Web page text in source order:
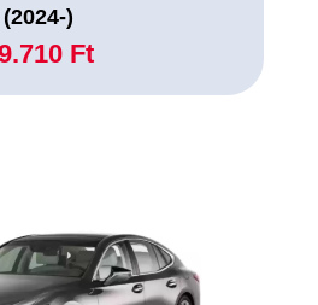
(2024-)
Ft